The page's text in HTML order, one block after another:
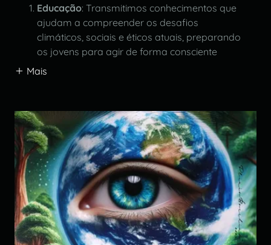
Educação: Transmitimos conhecimentos que
ajudam a compreender os desafios
climáticos, sociais e éticos atuais, preparando
os jovens para agir de forma consciente
Mais